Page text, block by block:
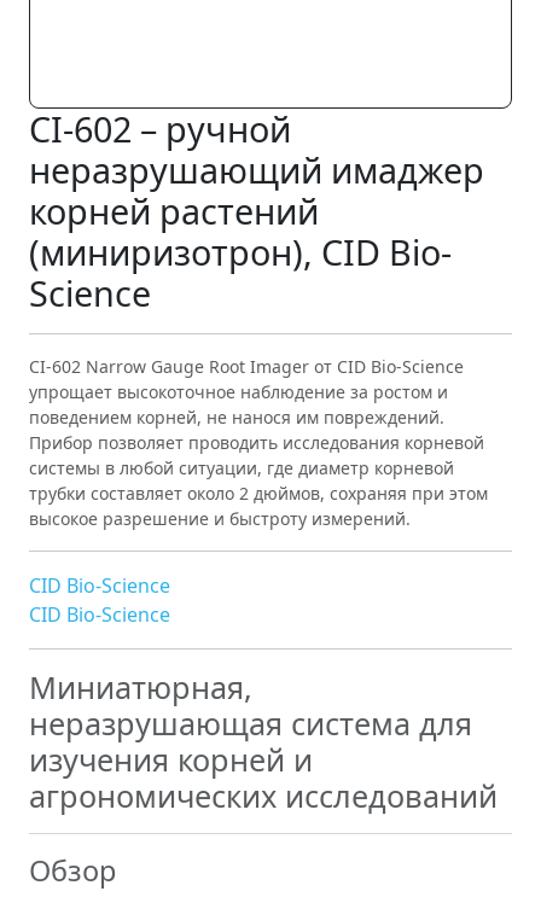
CI-602 – ручной
неразрушающий имаджер
корней растений
(миниризотрон), CID Bio-
Science
CI-602 Narrow Gauge Root Imager от CID Bio-Science
упрощает высокоточное наблюдение за ростом и
поведением корней, не нанося им повреждений.
Прибор позволяет проводить исследования корневой
системы в любой ситуации, где диаметр корневой
трубки составляет около 2 дюймов, сохраняя при этом
высокое разрешение и быстроту измерений.
CID Bio-Science
CID Bio-Science
Миниатюрная,
неразрушающая система для
изучения корней и
агрономических исследований
Обзор